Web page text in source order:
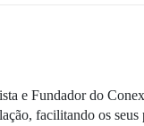
e Fundador do
facilitando os